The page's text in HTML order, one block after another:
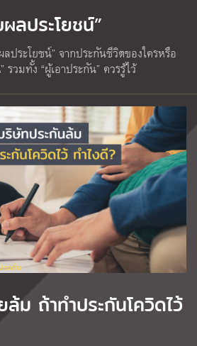
ลประโยชน์”
ประโยชน์” จากประกันชีวิตของใครหรือ
วมทั้ง “ผู้เอาประกัน” ควรรู้ไว้
ระกัน
ม ถ้าทำประกันโควิดไว้